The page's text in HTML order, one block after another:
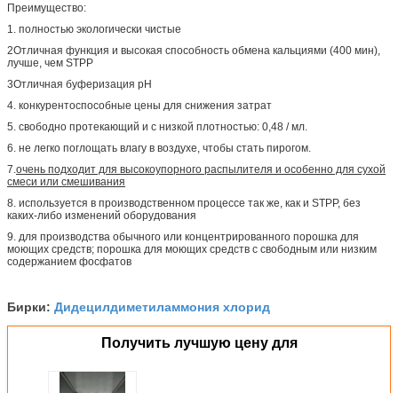
Преимущество:
1. полностью экологически чистые
2Отличная функция и высокая способность обмена кальциями (400 мин),
лучше, чем STPP
3Отличная буферизация pH
4. конкурентоспособные цены для снижения затрат
5. свободно протекающий и с низкой плотностью: 0,48 / мл.
6. не легко поглощать влагу в воздухе, чтобы стать пирогом.
7.очень подходит для высокоупорного распылителя и особенно для сухой
смеси или смешивания
8. используется в производственном процессе так же, как и STPP, без
каких-либо изменений оборудования
9. для производства обычного или концентрированного порошка для
моющих средств; порошка для моющих средств с свободным или низким
содержанием фосфатов
Бирки: Дидецилдиметиламмония хлорид
Получить лучшую цену для